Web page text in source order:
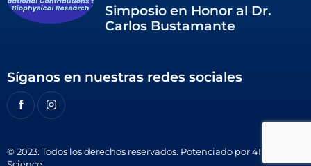
Simposio en Honor al Dr.
Carlos Bustamante
Síganos en nuestras redes sociales
© 2023. Todos los derechos reservados. Potenciado por4ID